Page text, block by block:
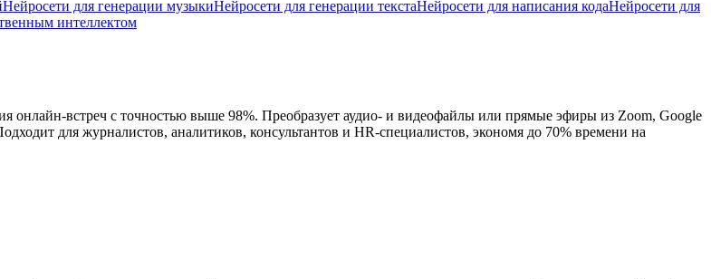
Нейросети для генерации музыкиНейросети для генерации текстаНейросети для написания кодаНейросети для
интеллектом
онлайн-встреч с точностью выше 98%. Преобразует аудио- и видеофайлы или прямые эфиры из Zoom, Google
для журналистов, аналитиков, консультантов и HR-специалистов, экономя до 70% времени на